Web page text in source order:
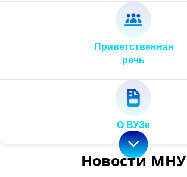
Приветственная
речь
О ВУЗе
Новости МНУ